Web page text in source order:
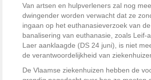
Van artsen en hulpverleners zal nog
dwingender worden verwacht dat ze
ingaan op het euthanasieverzoek van
banalisering van euthanasie, zoals Leif-
Laer aanklaagde (DS 24 juni), is niet
de verantwoordelijkheid van
De Vlaamse ziekenhuizen hebben de